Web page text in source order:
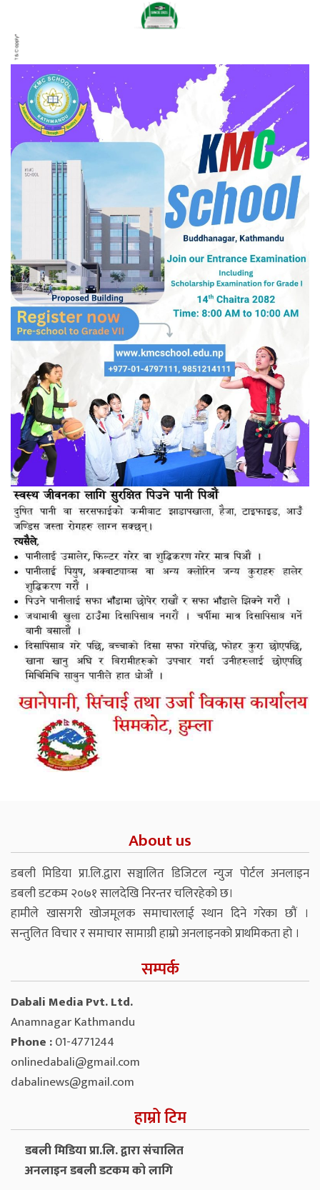
About us
डबली मिडिया प्रा.लि.द्वारा सञ्चालित डिजिटल न्युज पोर्टल अनलाइन
डबली डटकम २०७१ सालदेखि निरन्तर चलिरहेको छ।
हामीले खासगरी खोजमूलक समाचारलाई स्थान दिने गरेका छौं ।
सन्तुलित विचार र समाचार सामाग्री हाम्रो अनलाइनको प्राथमिकता हो ।
सम्पर्क
Dabali Media Pvt. Ltd.
Anamnagar Kathmandu
Phone :01-4771244
onlinedabali@gmail.com
dabalinews@gmail.com
हाम्रो टिम
डबली मिडिया प्रा.लि. द्वारा संचालित
अनलाइन डबली डटकम को लागि